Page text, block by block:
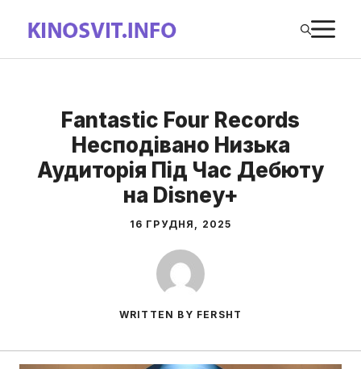
вмісту
Fantastic Four Records
Несподівано Низька
Аудиторія Під Час Дебюту
на Disney+
16 ГРУДНЯ, 2025
WRITTEN BY FERSHT